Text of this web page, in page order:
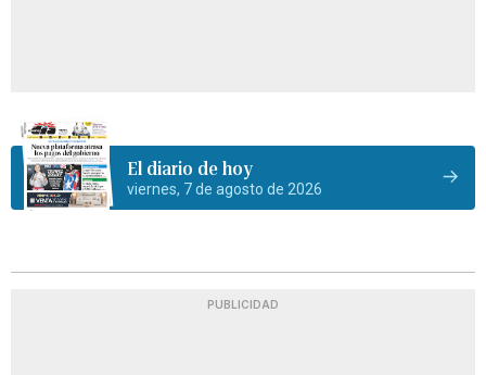
El diario de hoy
viernes, 7 de agosto de 2026
PUBLICIDAD